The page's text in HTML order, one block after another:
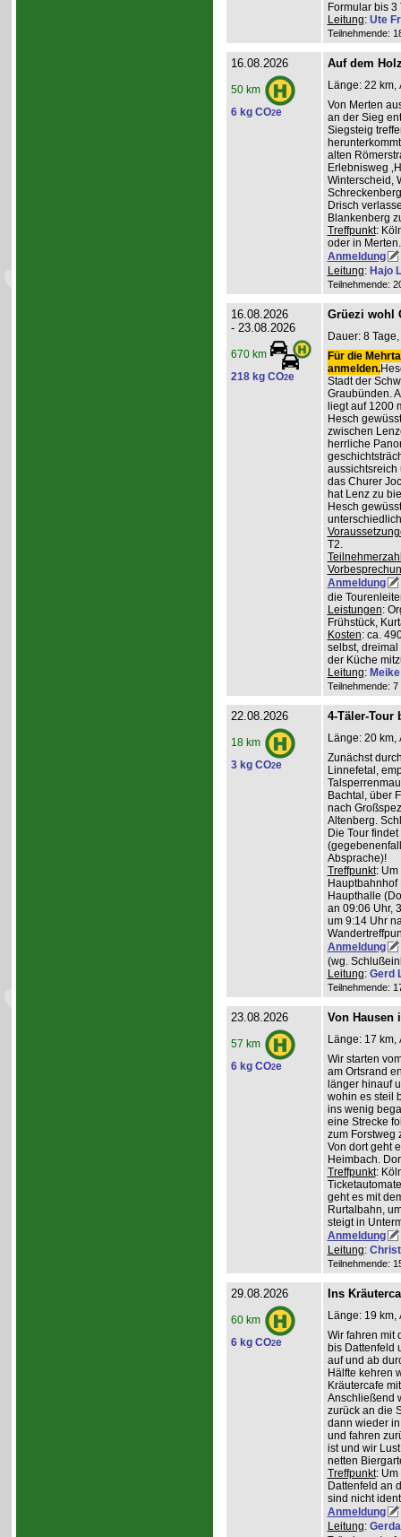
Formular bis 3
Leitung: Ute
Teilnehmende:
16.08.2026
50 km
6 kg CO2e
Auf dem
Länge: 22 km,
Von Merten
an der Sieg
Siegsteig
alten
Erlebnisweg
Winterscheid,
Drisch
Blankenberg
Treffpunkt:
oder in
Anmeldung
Leitung: Hajo
Teilnehmende:
16.08.2026
- 23.08.2026
670 km
218 kg CO2e
Grüezi wohl
Dauer: 8
Für die
anmelden.
Stadt der
Graubünden.
liegt auf 1200
Hesch
zwischen
herrliche
aussichtsreich
das Churer
hat Lenz zu
Hesch
T2.
Anmeldung
die
Leistungen:
Frühstück,
Kosten: ca.
selbst,
der Küche
Leitung:
Teilnehmende:
22.08.2026
18 km
3 kg CO2e
4-Täler-Tour
Länge: 20 km,
Zunächst
Linnefetal,
Bachtal, über
nach
Altenberg.
Die Tour
Absprache)!
Treffpunkt: Um
Hauptbahnhof
Haupthalle
an 09:06 Uhr,
um 9:14 Uhr
Anmeldung
(wg.
Leitung: Gerd
Teilnehmende:
23.08.2026
57 km
6 kg CO2e
Von Hausen
Länge: 17 km,
Wir starten
am Ortsrand
länger hinauf
wohin es steil
ins wenig
eine Strecke
zum Forstweg
Von dort geht
Heimbach.
Treffpunkt:
geht es mit
Rurtalbahn,
steigt in
Anmeldung
Leitung:
Teilnehmende:
29.08.2026
60 km
6 kg CO2e
Ins
Länge: 19 km,
Wir fahren mit
bis Dattenfeld
auf und ab
Hälfte kehren
Kräutercafe
Anschließend
zurück an die
dann wieder
und fahren
ist und wir
netten
Treffpunkt: Um
Dattenfeld an
sind nicht
Anmeldung
Leitung: